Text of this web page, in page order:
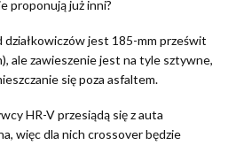
proponują już inni?
działkowiczów jest 185-mm prześwit
ale zawieszenie jest na tyle sztywne,
się poza asfaltem.
HR-V przesiądą się z auta
więc dla nich crossover będzie